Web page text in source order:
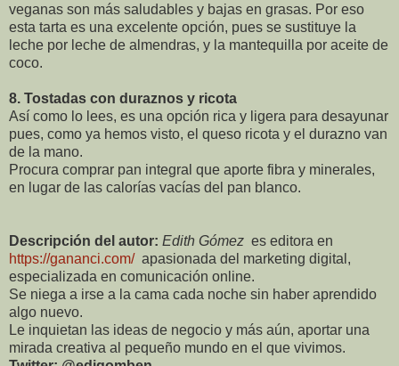
veganas son más saludables y bajas en grasas. Por eso
esta tarta es una excelente opción, pues se sustituye la
leche por leche de almendras, y la mantequilla por aceite de
coco.
8. Tostadas con duraznos y ricota
Así como lo lees, es una opción rica y ligera para desayunar
pues, como ya hemos visto, el queso ricota y el durazno van
de la mano.
Procura comprar pan integral que aporte fibra y minerales,
en lugar de las calorías vacías del pan blanco.
Descripción del autor: Edith Gómez es editora en
https://gananci.com/apasionada del marketing digital,
especializada en comunicación online.
Se niega a irse a la cama cada noche sin haber aprendido
algo nuevo.
Le inquietan las ideas de negocio y más aún, aportar una
mirada creativa al pequeño mundo en el que vivimos.